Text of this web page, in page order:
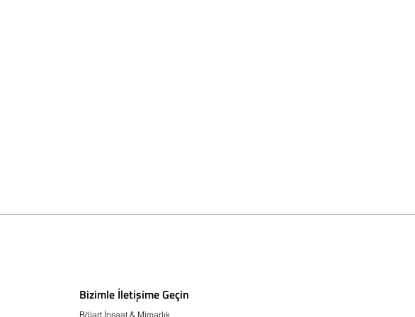
Bizimle İletişime Geçin
Bölart İnşaat & Mimarlık